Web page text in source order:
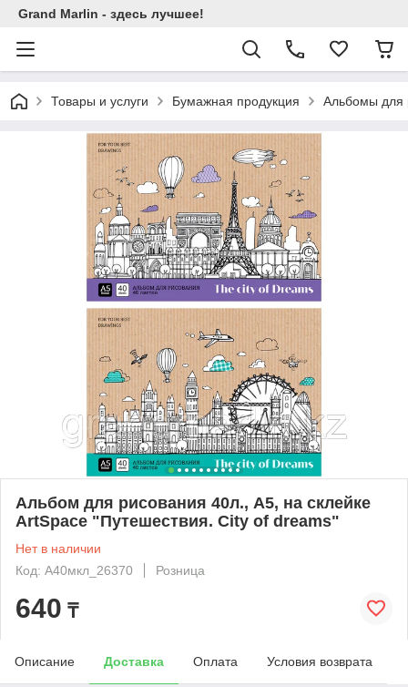
Grand Marlin - здесь лучшее!
Товары и услуги Бумажная продукция Альбомы для
Альбом для рисования 40л., А5, на склейке
ArtSpace "Путешествия. City of dreams"
Нет в наличии
Код: А40мкл_26370
Розница
640 ₸
Описание Доставка Оплата Условия возврата